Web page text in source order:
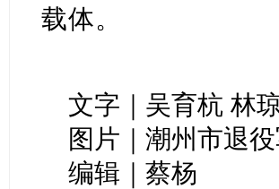
载体。
文字｜吴育杭 林
图片｜潮州市退
编辑｜蔡杨